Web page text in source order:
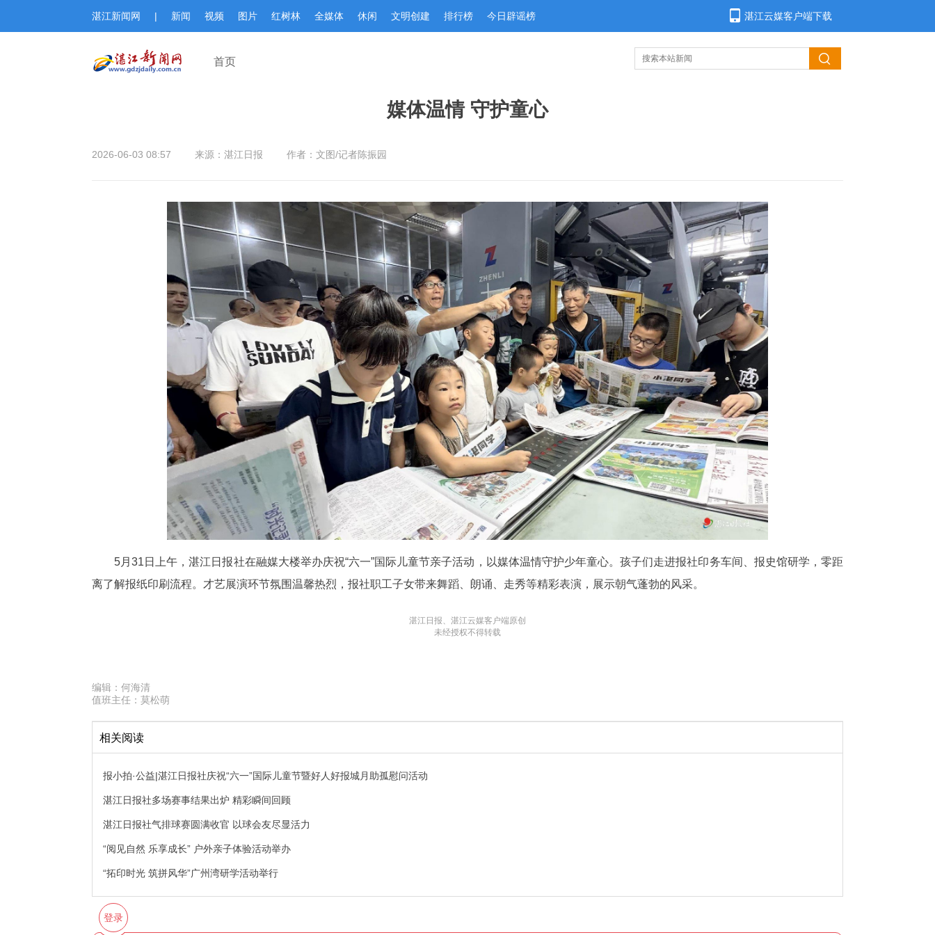
湛江新闻网 | 新闻 视频 图片 红树林 全媒体 休闲 文明创建 排行榜 今日辟谣榜 湛江云媒客户端下载
首页
媒体温情 守护童心
2026-06-03 08:57 来源：湛江日报 作者：文图/记者陈振园
5月31日上午，湛江日报社在融媒大楼举办庆祝“六一”国际儿童节亲子活动，以媒体温情守护少年童心。孩子们走进报社印务车间、报史馆研学，零距
离了解报纸印刷流程。才艺展演环节氛围温馨热烈，报社职工子女带来舞蹈、朗诵、走秀等精彩表演，展示朝气蓬勃的风采。
湛江日报、湛江云媒客户端原创
未经授权不得转载
编辑： 何海清
值班主任： 莫松萌
相关阅读
报小拍·公益|湛江日报社庆祝“六一”国际儿童节暨好人好报城月助孤慰问活动
湛江日报社多场赛事结果出炉 精彩瞬间回顾
湛江日报社气排球赛圆满收官 以球会友尽显活力
“阅见自然 乐享成长” 户外亲子体验活动举办
“拓印时光 筑拼风华”广州湾研学活动举行
登录